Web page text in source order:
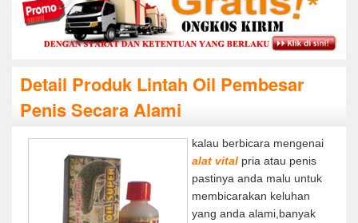
Detail Produk Lintah Oil Pembesar
Penis Secara Alami
kalau berbicara mengenai
alat vital pria atau penis
pastinya anda malu untuk
membicarakan keluhan
yang anda alami,banyak